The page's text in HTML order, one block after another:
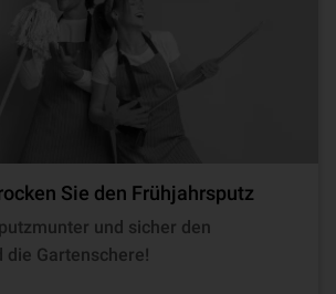
Sie den Frühjahrsputz
und sicher den
die Gartenschere!